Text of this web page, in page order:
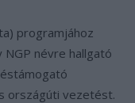
programjához
NGP névre hallgató
országúti vezetést.